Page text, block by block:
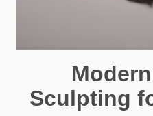
Sculpting